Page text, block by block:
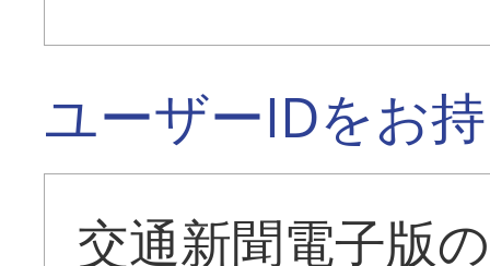
ユーザーIDをお
交通新聞電子版